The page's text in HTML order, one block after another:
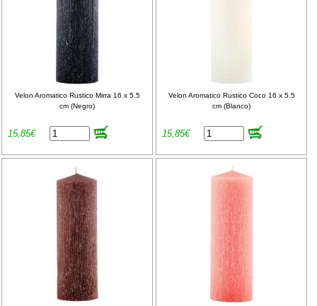
Velon Aromatico Rustico Mirra 16 x 5.5
cm (Negro)
15,85€
Velon Aromatico Rustico Coco 16 x 5.5
cm (Blanco)
15,85€